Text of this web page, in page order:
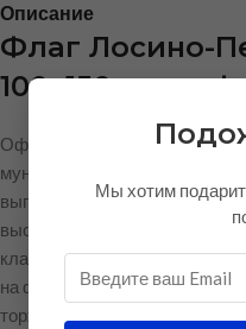
Описание
Флаг Лосино-
100×150 см из
Официальный флаг города
муниципального образования
выполнен в размере
высококачественной
класса «премиум». Это
на флагштоках, в актовых
торжественных мероприятиях
Мы хотим